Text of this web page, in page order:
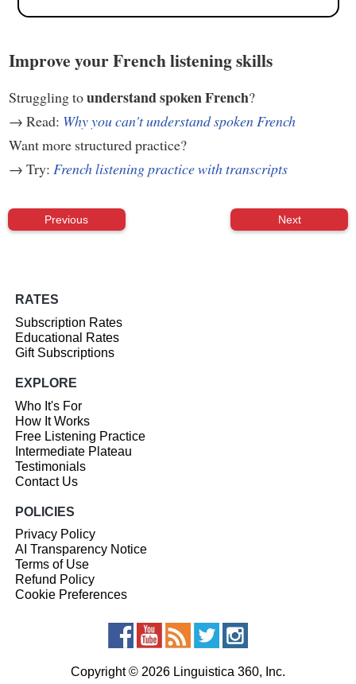
Improve your French listening skills
Struggling tounderstand spoken French?
→ Read: Why you can't understand spoken French
Want more structured practice?
→ Try: French listening practice with transcripts
Previous Next
RATES
Subscription Rates
Educational Rates
Gift Subscriptions
EXPLORE
Who It's For
How It Works
Free Listening Practice
Intermediate Plateau
Testimonials
Contact Us
POLICIES
Privacy Policy
AI Transparency Notice
Terms of Use
Refund Policy
Cookie Preferences
Copyright © 2026 Linguistica 360, Inc.